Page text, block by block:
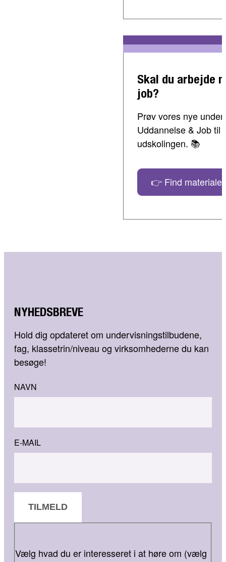
Skal du arbejde
job?
Prøv vores nye
Uddannelse & Job til
udskolingen. 📚
👉 Find
NYHEDSBREVE
Hold dig opdateret om undervisningstilbudene,
fag, klassetrin/niveau og virksomhederne du kan
besøge!
NAVN
E-MAIL
TILMELD
Vælg hvad du er interesseret i at høre om (vælg